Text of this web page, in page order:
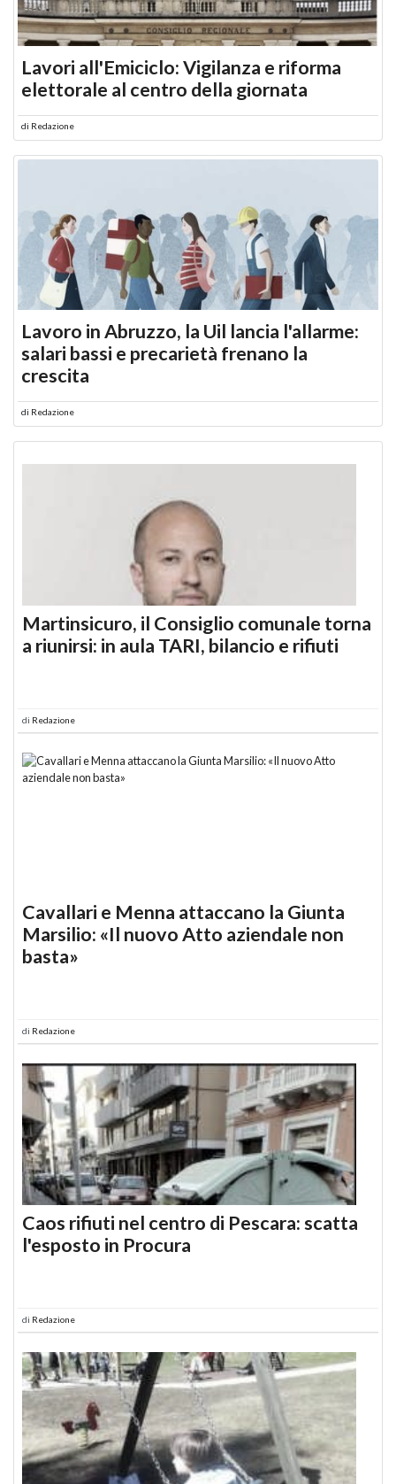
Lavori all'Emiciclo: Vigilanza e riforma
elettorale al centro della giornata
di Redazione
Lavoro in Abruzzo, la Uil lancia l'allarme:
salari bassi e precarietà frenano la
crescita
di Redazione
Martinsicuro, il Consiglio comunale torna
a riunirsi: in aula TARI, bilancio e rifiuti
di Redazione
Cavallari e Menna attaccano la Giunta
Marsilio: «Il nuovo Atto aziendale non
basta»
di Redazione
Caos rifiuti nel centro di Pescara: scatta
l'esposto in Procura
di Redazione